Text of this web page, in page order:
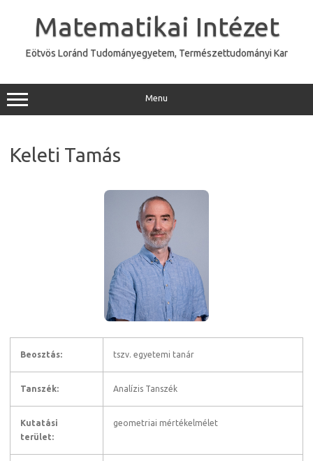
Matematikai Intézet
Eötvös Loránd Tudományegyetem, Természettudományi Kar
Menu
Keleti Tamás
Beosztás: tszv. egyetemi tanár
Tanszék: Analízis Tanszék
Kutatási
terület:
geometriai mértékelmélet